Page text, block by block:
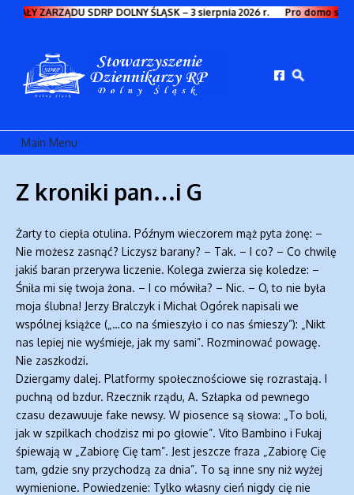
Przejdź do treści
ZARZĄDU SDRP DOLNY ŚLĄSK – 3 sierpnia 2026 r. Pro domo sua
Main Menu
Z kroniki pan…i G
Żarty to ciepła otulina. Późnym wieczorem mąż pyta żonę: –
Nie możesz zasnąć? Liczysz barany? – Tak. – I co? – Co chwilę
jakiś baran przerywa liczenie. Kolega zwierza się koledze: –
Śniła mi się twoja żona. – I co mówiła? – Nic. – O, to nie była
moja ślubna! Jerzy Bralczyk i Michał Ogórek napisali we
wspólnej książce („…co na śmieszyło i co nas śmieszy”): „Nikt
nas lepiej nie wyśmieje, jak my sami”. Rozminować powagę.
Nie zaszkodzi.
Dziergamy dalej. Platformy społecznościowe się rozrastają. I
puchną od bzdur. Rzecznik rządu, A. Szłapka od pewnego
czasu dezawuuje fake newsy. W piosence są słowa: „To boli,
jak w szpilkach chodzisz mi po głowie”. Vito Bambino i Fukaj
śpiewają w „Zabiorę Cię tam”. Jest jeszcze fraza „Zabiorę Cię
tam, gdzie sny przychodzą za dnia”. To są inne sny niż wyżej
wymienione. Powiedzenie: Tylko własny cień nigdy cię nie